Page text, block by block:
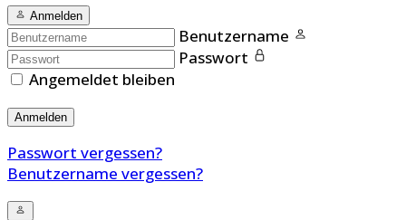
Anmelden
Benutzername
Passwort
Angemeldet bleiben
Anmelden
Passwort vergessen?
Benutzername vergessen?